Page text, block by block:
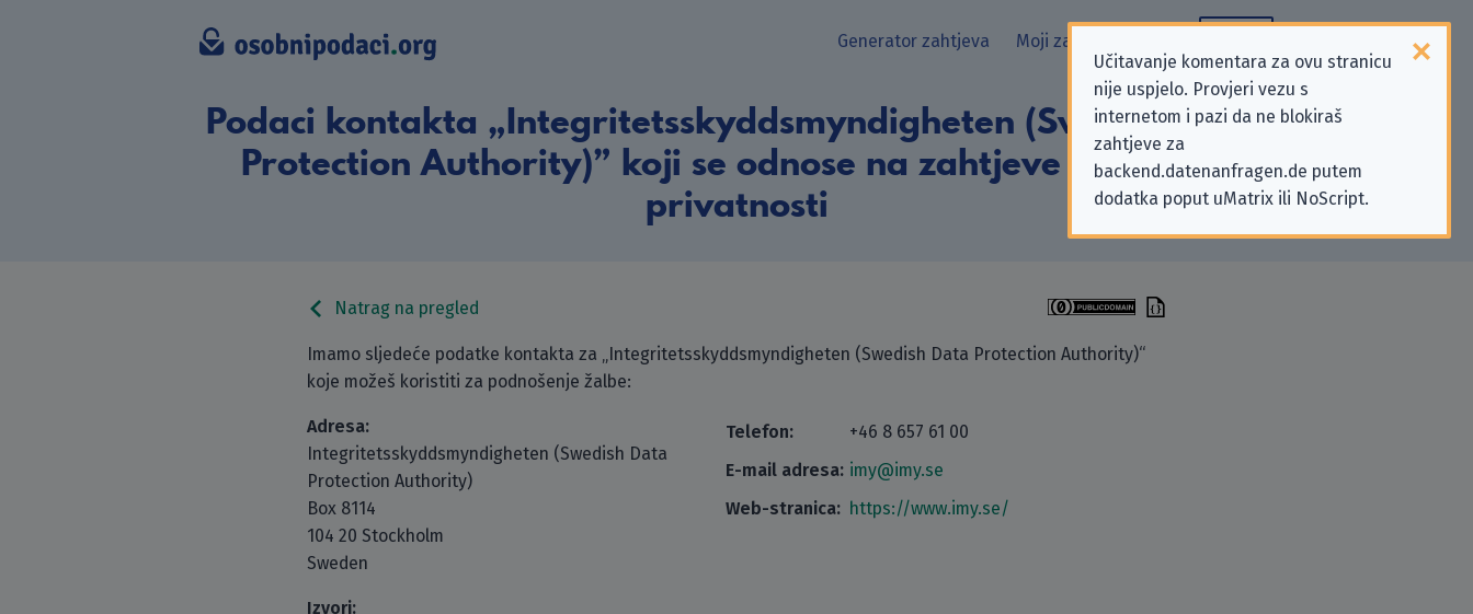
Učitavanje komentara za ovu stranicu
nije uspjelo. Provjeri vezu s
internetom i pazi da ne blokiraš
zahtjeve za
backend.datenanfragen.de putem
dodatka poput uMatrix ili NoScript.
Generator zahtjeva Moji zahtjevi
Podaci kontakta „Integritetsskyddsmyndigheten (Swedish Data
Protection Authority)” koji se odnose na zahtjeve za zaštitu
privatnosti
Natrag na pregled
Imamo sljedeće podatke kontakta za „Integritetsskyddsmyndigheten (Swedish Data Protection Authority)“
koje možeš koristiti za podnošenje žalbe:
Adresa:
Integritetsskyddsmyndigheten (Swedish Data
Protection Authority)
Box 8114
104 20 Stockholm
Sweden
Telefon:
+46 8 657 61 00
E-mail adresa: imy@imy.se
Web-stranica: https://www.imy.se/
Izvori: